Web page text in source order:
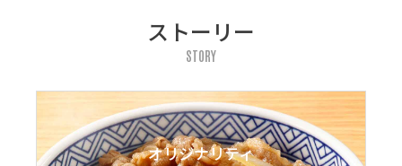
ストーリー
STORY
オリジナリティ